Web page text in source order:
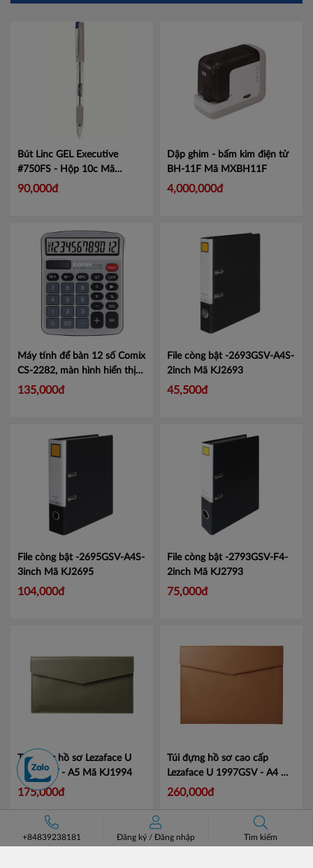
Bút Linc GEL Executive
#750FS - Hộp 10c Mã
LIN750
90,000đ
Dập ghim - bấm kim điện tử
BH-11F Mã MXBH11F
4,000,000đ
Máy tính để bàn 12 số Comix
CS-2282, màn hình hiển thị
lớn tiện lợi.
135,000đ
File còng bật -2693GSV-A4S-
2inch Mã KJ2693
45,500đ
File còng bật -2695GSV-A4S-
3inch Mã KJ2695
104,000đ
File còng bật -2793GSV-F4-
2inch Mã KJ2793
75,000đ
Túi đựng hồ sơ Lezaface U
1994GSV - A5 Mã KJ1994
175,000đ
Túi đựng hồ sơ cao cấp
Lezaface U 1997GSV - A4 Mã
KJ1997
260,000đ
+84839238181 Đăng ký /Đăng nhập Tìm kiếm